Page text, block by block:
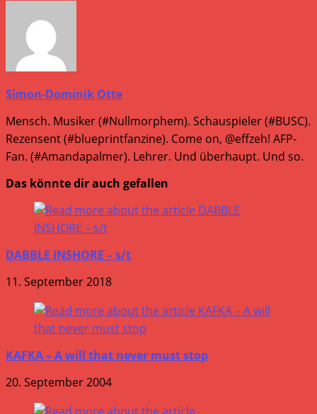
Simon-Dominik Otte
Mensch. Musiker (#Nullmorphem). Schauspieler (#BUSC).
Rezensent (#blueprintfanzine). Come on, @effzeh! AFP-
Fan. (#Amandapalmer). Lehrer. Und überhaupt. Und so.
Das könnte dir auch gefallen
DABBLE INSHORE – s/t
11. September 2018
KAFKA – A will that never must stop
20. September 2004